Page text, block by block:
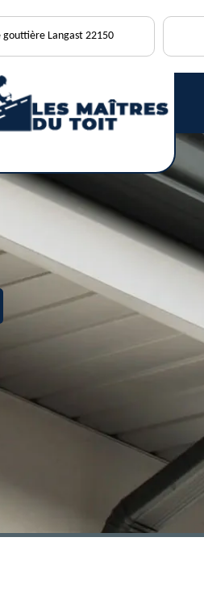
Langast 22150